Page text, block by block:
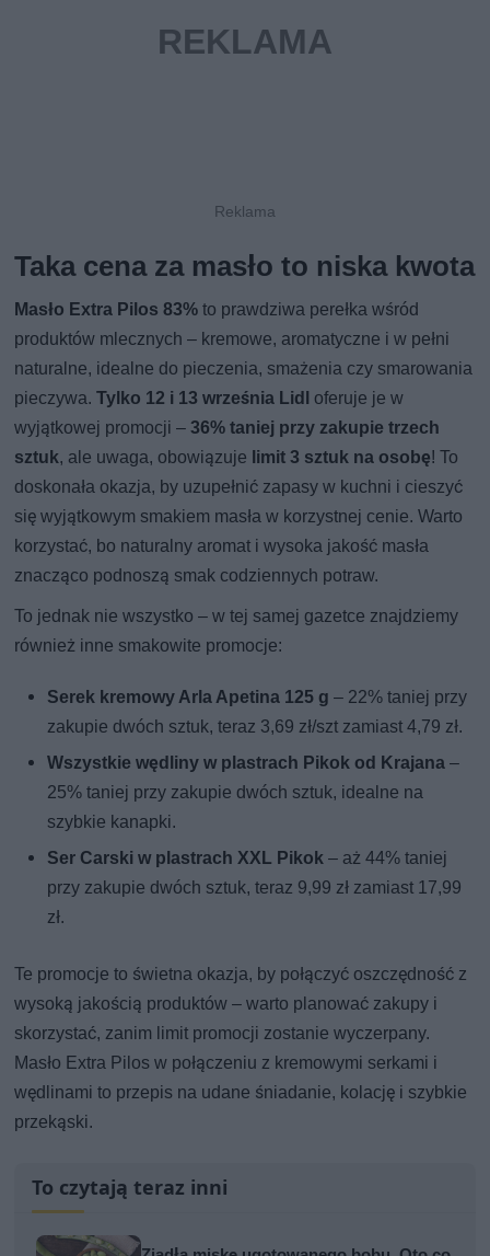
Taka cena za masło to niska kwota
Masło Extra Pilos 83% to prawdziwa perełka wśród
produktów mlecznych – kremowe, aromatyczne i w pełni
naturalne, idealne do pieczenia, smażenia czy smarowania
pieczywa.Tylko 12 i 13 września Lidl oferuje je w
wyjątkowej promocji –36% taniej przy zakupie trzech
sztuk, ale uwaga, obowiązuje limit 3 sztuk na osobę! To
doskonała okazja, by uzupełnić zapasy w kuchni i cieszyć
się wyjątkowym smakiem masła w korzystnej cenie. Warto
korzystać, bo naturalny aromat i wysoka jakość masła
znacząco podnoszą smak codziennych potraw.
To jednak nie wszystko – w tej samej gazetce znajdziemy
również inne smakowite promocje:
Serek kremowy Arla Apetina 125 g – 22% taniej przy
zakupie dwóch sztuk, teraz 3,69 zł/szt zamiast 4,79 zł.
Wszystkie wędliny w plastrach Pikok od Krajana –
25% taniej przy zakupie dwóch sztuk, idealne na
szybkie kanapki.
Ser Carski w plastrach XXL Pikok – aż 44% taniej
przy zakupie dwóch sztuk, teraz 9,99 zł zamiast 17,99
zł.
Te promocje to świetna okazja, by połączyć oszczędność z
wysoką jakością produktów – warto planować zakupy i
skorzystać, zanim limit promocji zostanie wyczerpany.
Masło Extra Pilos w połączeniu z kremowymi serkami i
wędlinami to przepis na udane śniadanie, kolację i szybkie
przekąski.
To czytają teraz inni